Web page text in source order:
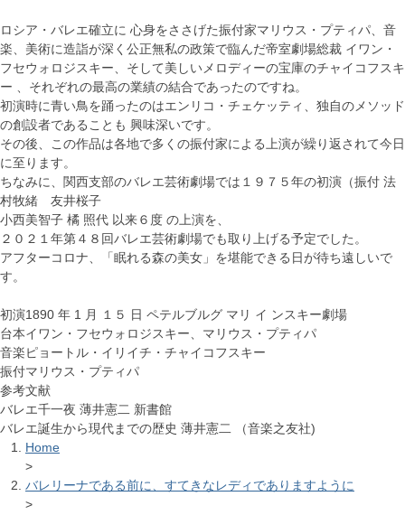
ロシア・バレエ確立に 心身をささげた振付家マリウス・プティパ、音
楽、美術に造詣が深く公正無私の政策で臨んだ帝室劇場総裁 イワン・
フセウォロジスキー、そして美しいメロディーの宝庫のチャイコフスキ
ー 、それぞれの最高の業績の結合であったのですね。
初演時に青い鳥を踊ったのはエンリコ・チェケッティ、独自のメソッド
の創設者であることも 興味深いです。
その後、この作品は各地で多くの振付家による上演が繰り返されて今日
に至ります。
ちなみに、関西支部のバレエ芸術劇場では１９７５年の初演（振付 法
村牧緒 友井桜子
小西美智子 橘 照代 以来６度 の上演を、
２０２１年第４８回バレエ芸術劇場でも取り上げる予定でした。
アフターコロナ、「眠れる森の美女」を堪能できる日が待ち遠しいで
す。
初演1890 年 1 月 １５ 日 ペテルブルグ マリ イ ンスキー劇場
台本イワン・フセウォロジスキー、マリウス・プティパ
音楽ピョートル・イリイチ・チャイコフスキー
振付マリウス・プティパ
参考文献
バレエ千一夜 薄井憲二 新書館
バレエ誕生から現代までの歴史 薄井憲二 （音楽之友社)
Home
>
バレリーナである前に、すてきなレディでありますように
>